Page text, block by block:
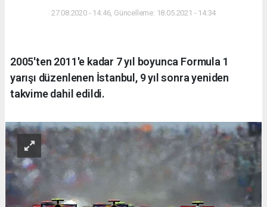
27.08.2020 - 14:46, Güncelleme: 18.05.2021 - 14:34
2005'ten 2011'e kadar 7 yıl boyunca Formula 1
yarışı düzenlenen İstanbul, 9 yıl sonra yeniden
takvime dahil edildi.